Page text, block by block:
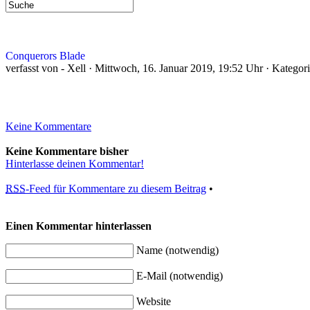
Conquerors Blade
verfasst von - Xell · Mittwoch, 16. Januar 2019, 19:52 Uhr ·
Keine Kommentare
Keine Kommentare bisher
Hinterlasse deinen Kommentar!
RSS-Feed für Kommentare zu diesem Beitrag •
Einen Kommentar hinterlassen
Name (notwendig)
E-Mail (notwendig)
Website